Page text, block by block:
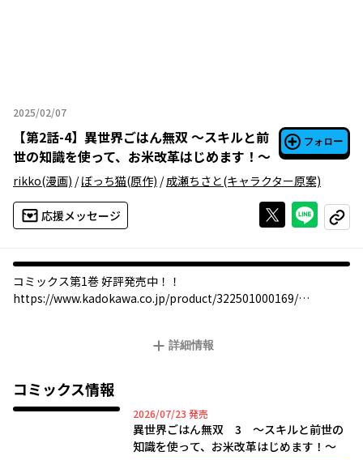
2025/02/07
2025年02月07日
【第2話-4】 異世界ごはん無双 ～スキルと前
世の知識を使って、お米改革はじめます！～
フォロー
rikko(漫画) /ぼっち猫(原作) /成瀬ちさと(キャラクター原案)
応援メッセージ Xで投稿する
ライン
コピー
コミックス第1巻 好評発売中！！
https://www.kadokawa.co.jp/product/322501000169/
スキル【品種改良・米】を授けられ、米好きだった前世の記憶も
り、変わり種のおこげサンドやライスピザなど改良したおいしい
米で作る料理は異世界の人々にも大好評！元日本人、米友になっ
た神獣と米改革はじめます!
原作小説情報はコチラをCHECK！
１巻：https://kakuyomu.jp/official/info/entry/isekaigohanmus
詳細情報
コミックス情報
2026/07/23 2026年07月23日
発売
異世界ごはん無双 3 ～スキルと前世の
知識を使って、お米改革はじめます！～